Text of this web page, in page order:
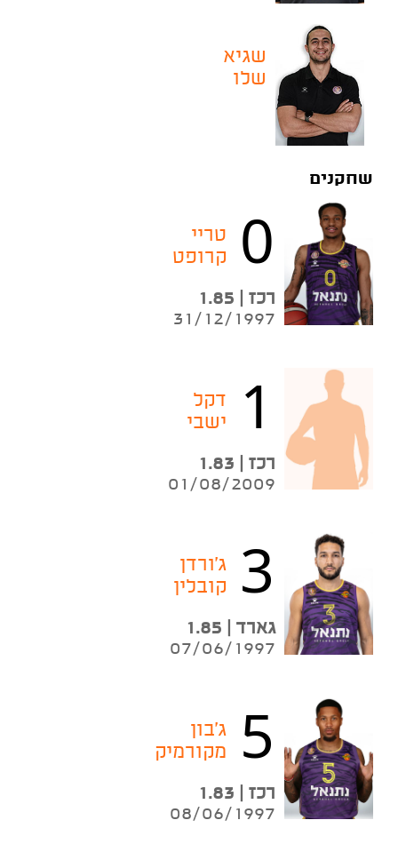
שגיא
שלו
שחקנים
0
טריי
קרופט
רכז | 1.85
31/12/1997
1
דקל
ישבי
רכז | 1.83
01/08/2009
3
ג'ורדן
קובלין
גארד | 1.85
07/06/1997
5
ג'בון
מקורמיק
רכז | 1.83
08/06/1997